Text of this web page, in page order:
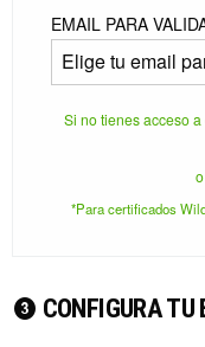
EMAIL PARA
Si no tienes acceso
o
*Para certificados
CONFIGURA TU